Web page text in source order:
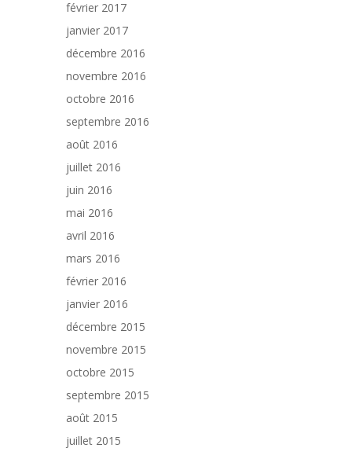
février 2017
janvier 2017
décembre 2016
novembre 2016
octobre 2016
septembre 2016
août 2016
juillet 2016
juin 2016
mai 2016
avril 2016
mars 2016
février 2016
janvier 2016
décembre 2015
novembre 2015
octobre 2015
septembre 2015
août 2015
juillet 2015